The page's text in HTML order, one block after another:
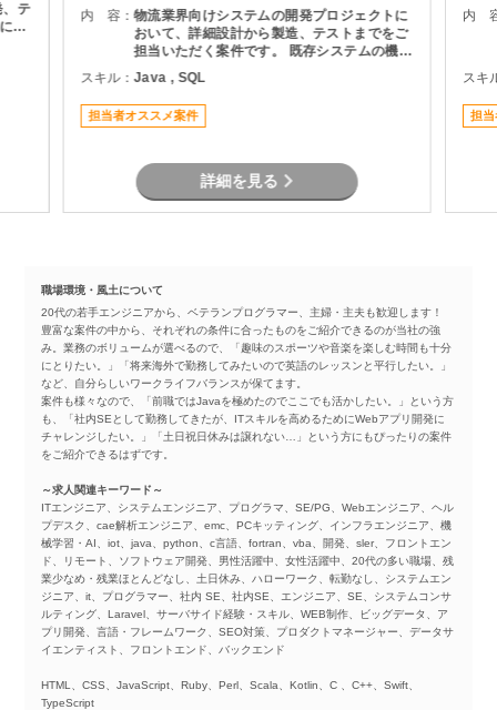
、テ
し
内 容：物流業界向けシステムの開発プロジェクトに
おいて、詳細設計から製造、テストまでをご
担当いただく案件です。 既存システムの機能
追加や改修を中心に対応いただき、長期的に
プロジェクトへ参画できる環境となっていま
す。 物流システムの経験がなくても、Java
による業務系開発経験を活かして参画可能で
スキル：Java , SQL
担当者オススメ案件
詳細を見る
内
スキ
担当
職場環境・風土について
20代の若手エンジニアから、ベテランプログラマー、主婦・主夫も歓迎します！
豊富な案件の中から、それぞれの条件に合ったものをご紹介できるのが当社の強
み。業務のボリュームが選べるので、「趣味のスポーツや音楽を楽しむ時間も十分
にとりたい。」「将来海外で勤務してみたいので英語のレッスンと平行したい。」
など、自分らしいワークライフバランスが保てます。
案件も様々なので、「前職ではJavaを極めたのでここでも活かしたい。」という方
も、「社内SEとして勤務してきたが、ITスキルを高めるためにWebアプリ開発に
チャレンジしたい。」「土日祝日休みは譲れない…」という方にもぴったりの案件
をご紹介できるはずです。
～求人関連キーワード～
ITエンジニア、システムエンジニア、プログラマ、SE/PG、Webエンジニア、ヘル
プデスク、cae解析エンジニア、emc、PCキッティング、インフラエンジニア、機
械学習・AI、iot、java、python、c言語、fortran、vba、開発、sler、フロントエン
ド、リモート、ソフトウェア開発、男性活躍中、女性活躍中、20代の多い職場、残
業少なめ・残業ほとんどなし、土日休み、ハローワーク、転勤なし、システムエン
ジニア、it、プログラマー、社内 SE、社内SE、エンジニア、SE、システムコンサ
ルティング、Laravel、サーバサイド経験・スキル、WEB制作、ビッグデータ、ア
プリ開発、言語・フレームワーク、SEO対策、プロダクトマネージャー、データサ
イエンティスト、フロントエンド、バックエンド
HTML、CSS、JavaScript、Ruby、Perl、Scala、Kotlin、C 、C++、Swift、
TypeScript